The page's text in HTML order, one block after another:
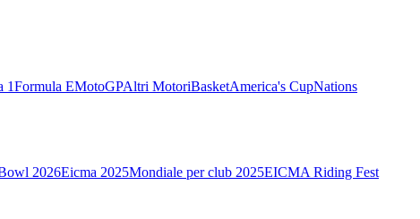
1Formula EMotoGPAltri MotoriBasketAmerica's CupNations
2026Eicma 2025Mondiale per club 2025EICMA Riding Fest